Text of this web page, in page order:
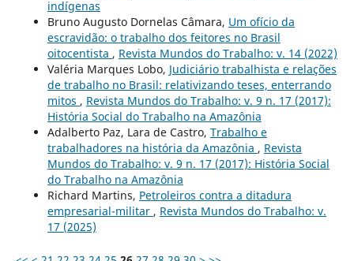
indígenas
Bruno Augusto Dornelas Câmara, Um ofício da
escravidão: o trabalho dos feitores no Brasil
oitocentista , Revista Mundos do Trabalho: v. 14 (2022)
Valéria Marques Lobo, Judiciário trabalhista e relações
de trabalho no Brasil: relativizando teses, enterrando
mitos , Revista Mundos do Trabalho: v. 9 n. 17 (2017):
História Social do Trabalho na Amazônia
Adalberto Paz, Lara de Castro, Trabalho e
trabalhadores na história da Amazônia , Revista
Mundos do Trabalho: v. 9 n. 17 (2017): História Social
do Trabalho na Amazônia
Richard Martins, Petroleiros contra a ditadura
empresarial-militar , Revista Mundos do Trabalho: v.
17 (2025)